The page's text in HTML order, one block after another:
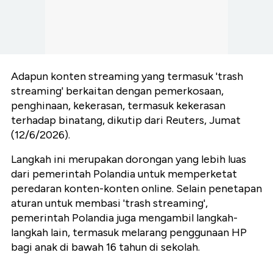
Adapun konten streaming yang termasuk 'trash
streaming' berkaitan dengan pemerkosaan,
penghinaan, kekerasan, termasuk kekerasan
terhadap binatang, dikutip dari Reuters, Jumat
(12/6/2026).
Langkah ini merupakan dorongan yang lebih luas
dari pemerintah Polandia untuk memperketat
peredaran konten-konten online. Selain penetapan
aturan untuk membasi 'trash streaming',
pemerintah Polandia juga mengambil langkah-
langkah lain, termasuk melarang penggunaan HP
bagi anak di bawah 16 tahun di sekolah.